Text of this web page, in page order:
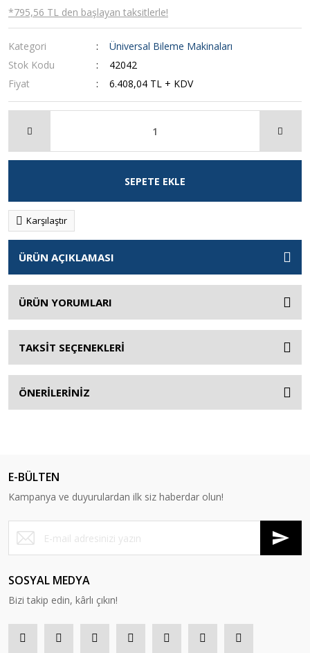
*795,56 TL den başlayan taksitlerle!
Kategori
Üniversal Bileme Makinaları
Stok Kodu
42042
Fiyat
6.408,04 TL + KDV
SEPETE EKLE
Karşılaştır
ÜRÜN AÇIKLAMASI
ÜRÜN YORUMLARI
TAKSİT SEÇENEKLERİ
ÖNERİLERİNİZ
E-BÜLTEN
Kampanya ve duyurulardan ilk siz haberdar olun!
SOSYAL MEDYA
Bizi takip edin, kârlı çıkın!